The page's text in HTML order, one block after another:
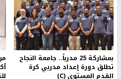
بمشاركة 25 مدرباً.. جامعة النجاح
تطلق دورة إعداد مدربي كرة
القدم المستوى (C)